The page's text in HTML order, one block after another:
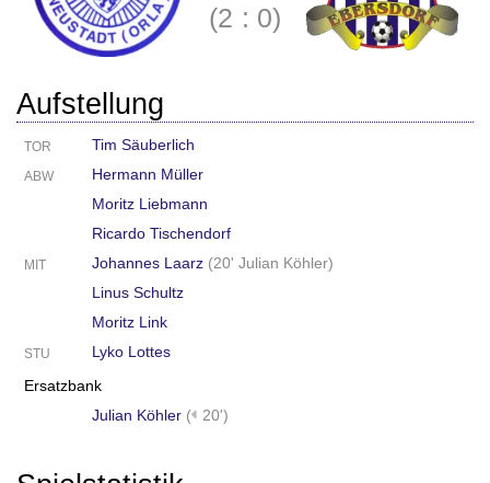
(2 : 0)
Aufstellung
TOR Tim Säuberlich
ABW
Hermann Müller
Moritz Liebmann
Ricardo Tischendorf
MIT Johannes Laarz (20' Julian Köhler)
Linus Schultz
Moritz Link
STU
Lyko Lottes
Ersatzbank
Julian Köhler ( 20')